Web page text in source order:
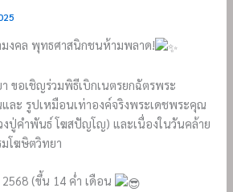
งคล พุทธศาสนิกชนห้ามพลาด!
า ขอเชิญร่วมพิธีเบิกเนตรยกฉัตรพระ
และ รูปเหมือนเท่าองค์จริงพระเดชพระคุณ
งปู่คำพันธ์ โฆสปัญโญ) และเนื่องในวันคล้าย
มโฆษิตวิทยา
(ขึ้น 14 ค่ำ เดือน